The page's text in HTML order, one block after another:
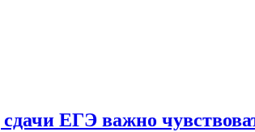
ЕГЭ важно